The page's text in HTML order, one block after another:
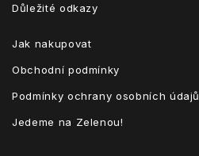
Důležité odkazy
Jak nakupovat
Obchodní podmínky
Podmínky ochrany osobních údajů
Jedeme na Zelenou!